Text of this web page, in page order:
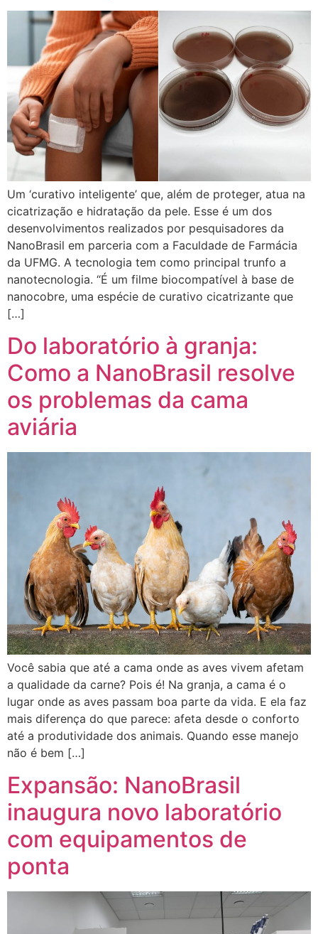
Um ‘curativo inteligente’ que, além de proteger, atua na
cicatrização e hidratação da pele. Esse é um dos
desenvolvimentos realizados por pesquisadores da
NanoBrasil em parceria com a Faculdade de Farmácia
da UFMG. A tecnologia tem como principal trunfo a
nanotecnologia. “É um filme biocompatível à base de
nanocobre, uma espécie de curativo cicatrizante que
[…]
Do laboratório à granja:
Como a NanoBrasil resolve
os problemas da cama
aviária
Você sabia que até a cama onde as aves vivem afetam
a qualidade da carne? Pois é! Na granja, a cama é o
lugar onde as aves passam boa parte da vida. E ela faz
mais diferença do que parece: afeta desde o conforto
até a produtividade dos animais. Quando esse manejo
não é bem […]
Expansão: NanoBrasil
inaugura novo laboratório
com equipamentos de
ponta